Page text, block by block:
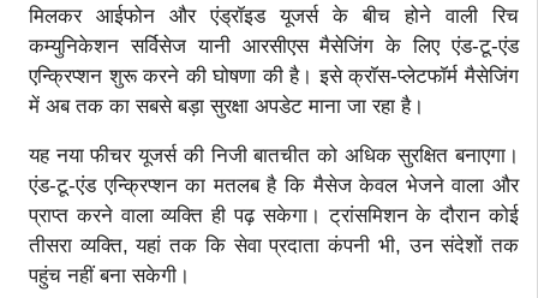
मिलकर आईफोन और एंड्रॉइड यूजर्स के बीच होने वाली रिच
कम्युनिकेशन सर्विसेज यानी आरसीएस मैसेजिंग के लिए एंड-टू-एंड
एन्क्रिप्शन शुरू करने की घोषणा की है। इसे क्रॉस-प्लेटफॉर्म मैसेजिंग
में अब तक का सबसे बड़ा सुरक्षा अपडेट माना जा रहा है।
यह नया फीचर यूजर्स की निजी बातचीत को अधिक सुरक्षित बनाएगा।
एंड-टू-एंड एन्क्रिप्शन का मतलब है कि मैसेज केवल भेजने वाला और
प्राप्त करने वाला व्यक्ति ही पढ़ सकेगा। ट्रांसमिशन के दौरान कोई
तीसरा व्यक्ति, यहां तक कि सेवा प्रदाता कंपनी भी, उन संदेशों तक
पहुंच नहीं बना सकेगी।